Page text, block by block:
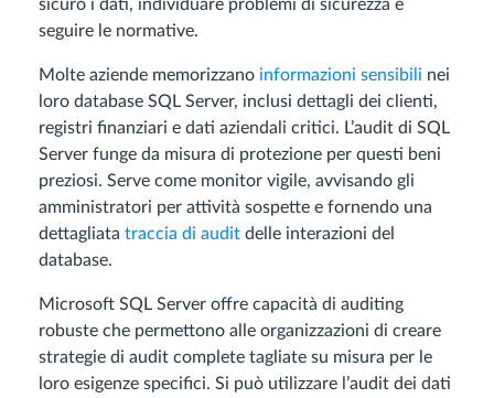
sicuro i dati, individuare problemi di sicurezza e
seguire le normative.
Molte aziende memorizzano informazioni sensibili nei
loro database SQL Server, inclusi dettagli dei clienti,
registri finanziari e dati aziendali critici. L’audit di SQL
Server funge da misura di protezione per questi beni
preziosi. Serve come monitor vigile, avvisando gli
amministratori per attività sospette e fornendo una
dettagliata traccia di audit delle interazioni del
database.
Microsoft SQL Server offre capacità di auditing
robuste che permettono alle organizzazioni di creare
strategie di audit complete tagliate su misura per le
loro esigenze specifici. Si può utilizzare l’audit dei dati